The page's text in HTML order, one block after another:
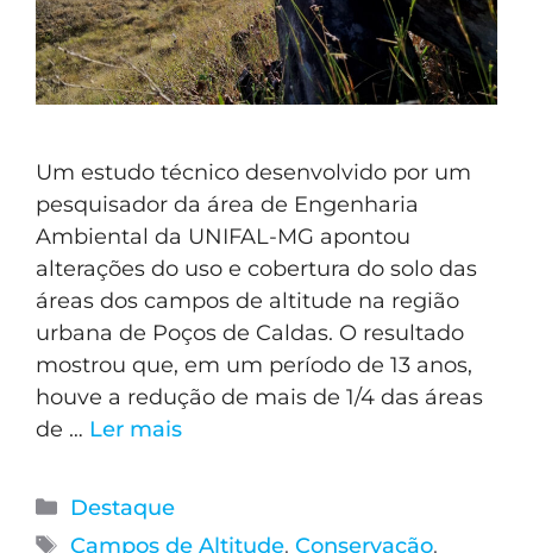
Um estudo técnico desenvolvido por um
pesquisador da área de Engenharia
Ambiental da UNIFAL-MG apontou
alterações do uso e cobertura do solo das
áreas dos campos de altitude na região
urbana de Poços de Caldas. O resultado
mostrou que, em um período de 13 anos,
houve a redução de mais de 1/4 das áreas
de … Ler mais
Destaque
Campos de Altitude, Conservação,